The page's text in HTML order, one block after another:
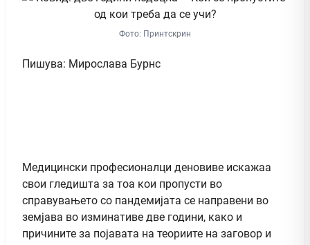
Фото: Принтскрин
Пишува: Мирослава Бурнс
Медицински професионалци деновиве искажаа
свои гледишта за тоа кои пропусти во
справувањето со пандемијата се направени во
земјава во изминативе две години, како и
причините за појавата на теориите на заговор и